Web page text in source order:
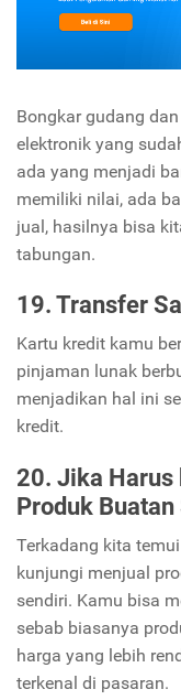
Bongkar gudang
elektronik yang
ada yang menjadi
memiliki nilai, ada
jual, hasilnya bisa
tabungan.
19. Transfer
Kartu kredit kamu
pinjaman lunak
menjadikan hal ini
kredit.
20. Jika Harus
Produk
Terkadang kita
kunjungi menjual
sendiri. Kamu bisa
sebab biasanya
harga yang lebih
terkenal di pasaran.